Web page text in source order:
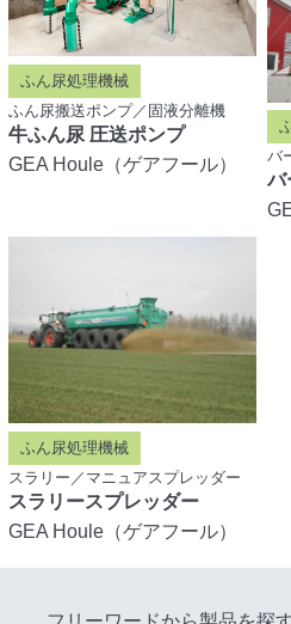
ふん尿処理機械
ふん尿搬送ポンプ／固液分離機
牛ふん尿 圧送ポンプ
GEA Houle（ゲアフール）
バ
バ
ふん尿処理機械
スラリー／マニュアスプレッダー
スラリースプレッダー
GEA Houle（ゲアフール）